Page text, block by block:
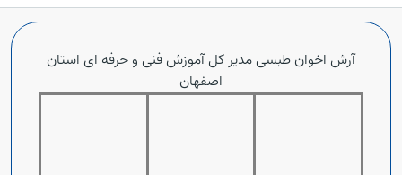
Open
Open
آرش اخوان طبسی مدیر کل آموزش فنی و حرفه ای استان
اصفهان